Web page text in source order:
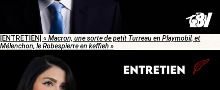
[ENTRETIEN] « Macron, une sorte de petit Turreau en Playmobil, et
Mélenchon, le Robespierre en keffieh »